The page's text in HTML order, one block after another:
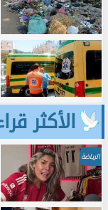
الأكثر
الرياضة